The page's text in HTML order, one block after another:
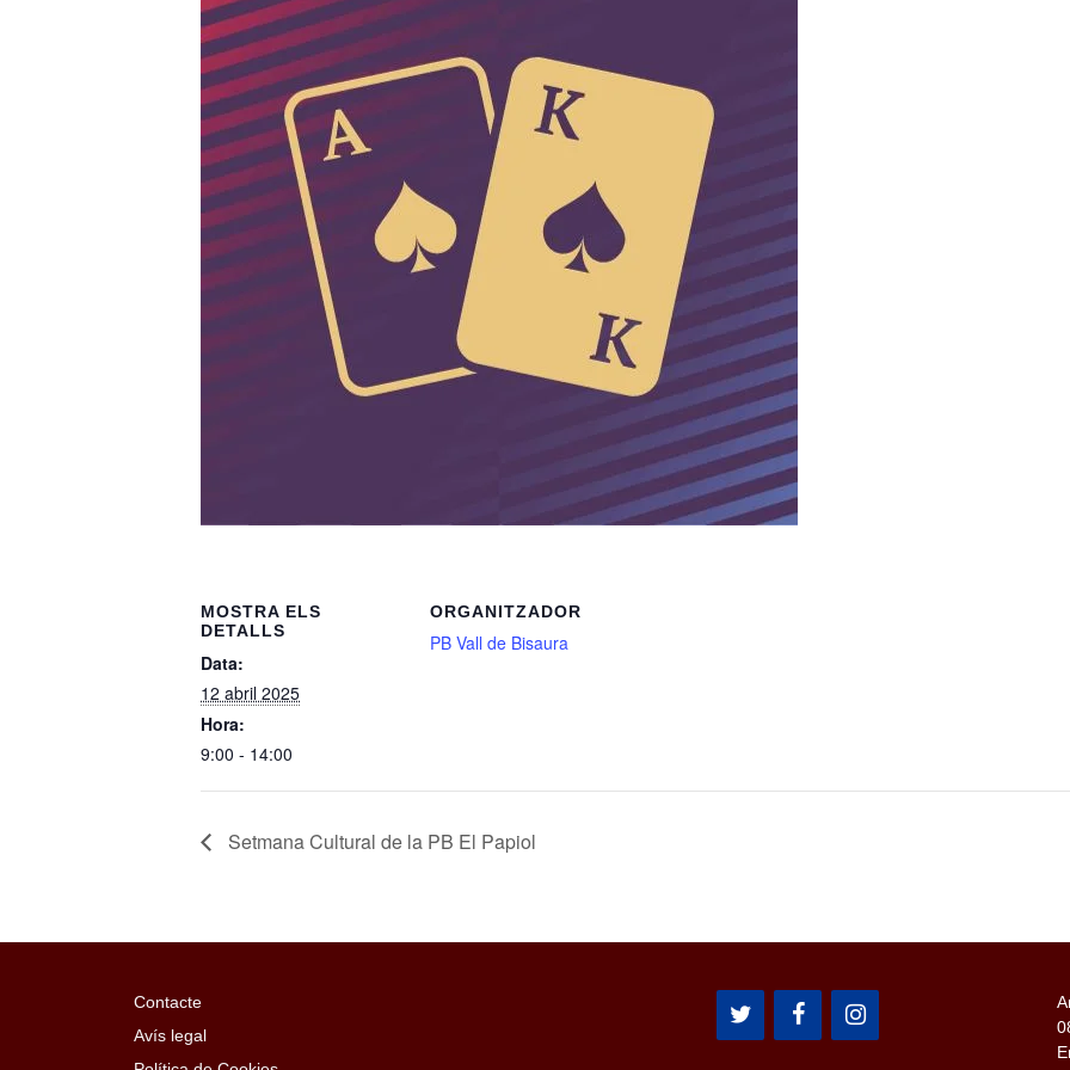
MOSTRA ELS
DETALLS
Data:
12 abril 2025
Hora:
9:00 - 14:00
ORGANITZADOR
PB Vall de Bisaura
Setmana Cultural de la PB El Papiol
Contacte
Avís legal